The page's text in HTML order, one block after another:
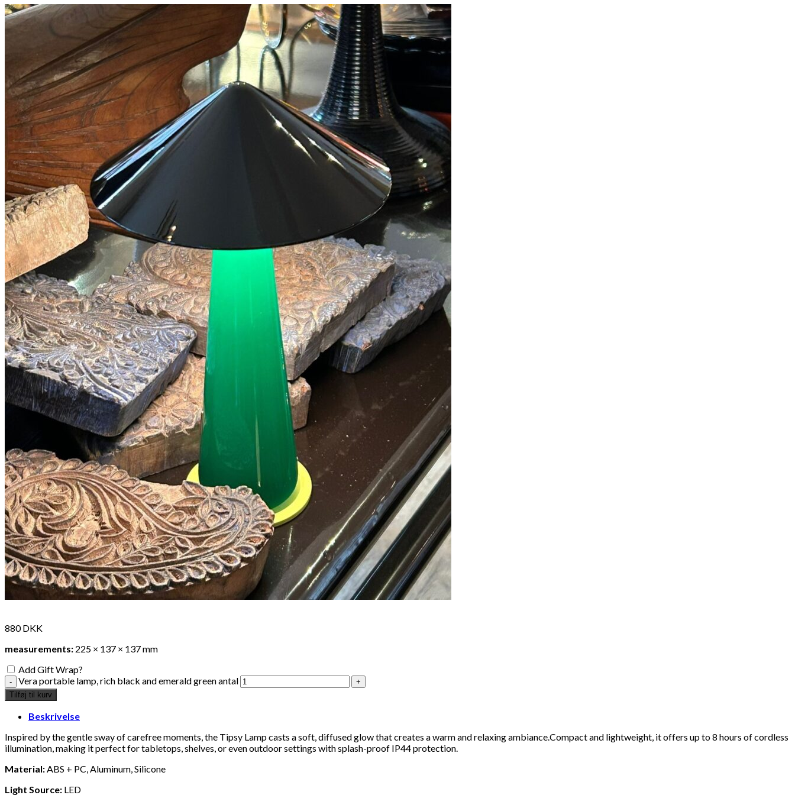
Måske kunne nogle af disse produkter have din interesse?
Add to Wishlist
Blomster notesbog
98DKKTilføj til kurv
Se kurvKasse
880DKK
measurements: 225 × 137 × 137 mm
Add Gift Wrap?
Vera portable lamp, rich black and emerald green antal
Tilføj til kurv
Beskrivelse
Inspired by the gentle sway of carefree moments, the Tipsy Lamp casts a soft, diffused glow that creates a warm and relaxing ambiance.Compact and lightweight, it offers up to 8 hours of cordless
illumination, making it perfect for tabletops, shelves, or even outdoor settings with splash-proof IP44 protection.
Material:ABS + PC, Aluminum, Silicone
Light Source: LED